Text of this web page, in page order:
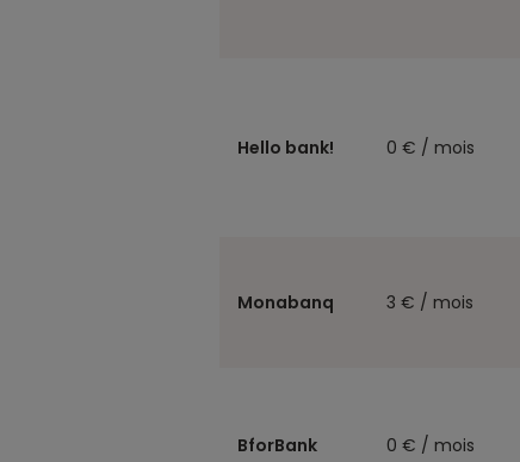
Hello bank! 0 € / mois
Monabanq 3 € / mois
BforBank 0 € / mois